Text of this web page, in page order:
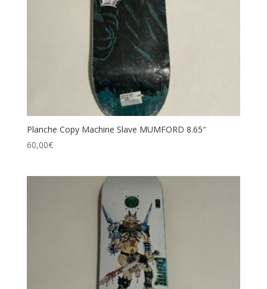
Planche Copy Machine Slave MUMFORD 8.65″
60,00€